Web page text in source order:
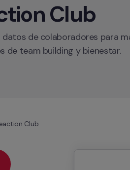
Club
datos de colaboradores para
de team building y bienestar.
Club